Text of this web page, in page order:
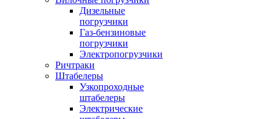
Дизельные
погрузчики
Газ-бензиновые
погрузчики
Электропогрузчики
Ричтраки
Штабелеры
Узкопроходные
штабелеры
Электрические